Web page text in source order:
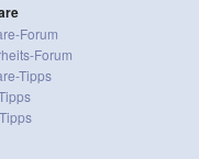
Forum
Forum
Tipps